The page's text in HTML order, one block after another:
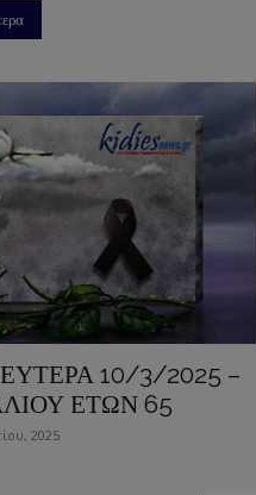
10/3/2025 –
ΕΤΩΝ 65
2025